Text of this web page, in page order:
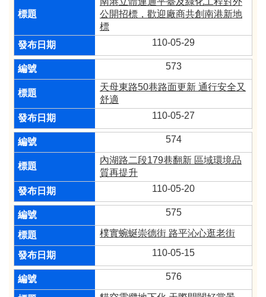
公開招標，歡迎廠商共創南港新地
標
110-05-29
573
天母東路50巷路面更新 通行安全又
舒適
110-05-27
574
內湖路二段179巷翻新 區域環境品
質再提升
110-05-20
575
樸實蜿蜒崇德街 路平沁心逛老街
110-05-15
576